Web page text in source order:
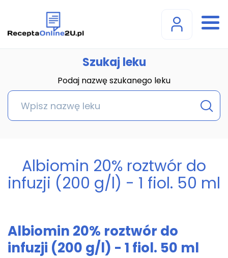
Szukaj leku
Podaj nazwę szukanego leku
Albiomin 20% roztwór do
infuzji (200 g/l) - 1 fiol. 50 ml
Albiomin 20% roztwór do
infuzji (200 g/l) - 1 fiol. 50 ml